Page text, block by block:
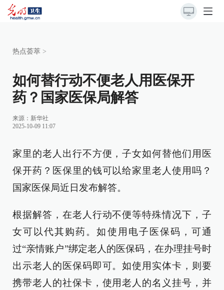
热点荟萃 >
如何替行动不便老人用医保开
药？国家医保局解答
来源： 新华社
2025-10-09 11:07
家里的老人出行不方便，子女如何替他们用医
保开药？医保里的钱可以给家里老人使用吗？
国家医保局近日发布解答。
根据解答，在老人行动不便等特殊情况下，子
女可以代其购药。如使用电子医保码，可通
过“亲情账户”绑定老人的医保码，在办理挂号时
出示老人的医保码即可。如使用实体卡，则要
携带老人的社保卡，使用老人的名义挂号，并